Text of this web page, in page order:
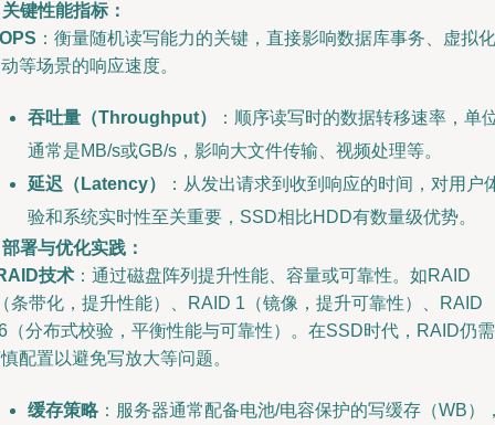
键性能指标：
：衡量随机读写能力的关键，直接影响数据库事务、虚拟化
等场景的响应速度。
吞吐量（Throughput）
：顺序读写时的数据转移速率，单
通常是MB/s或GB/s，影响大文件传输、视频处理等。
延迟（Latency）
：从发出请求到收到响应的时间，对用户
验和系统实时性至关重要，SSD相比HDD有数量级优势。
署与优化实践：
技术 ：通过磁盘阵列提升性能、容量或可靠性。如RAID
条带化，提升性能）、RAID 1（镜像，提升可靠性）、RAID
（分布式校验，平衡性能与可靠性）。在SSD时代，RAID仍需
配置以避免写放大等问题。
缓存策略 ：服务器通常配备电池/电容保护的写缓存（WB）